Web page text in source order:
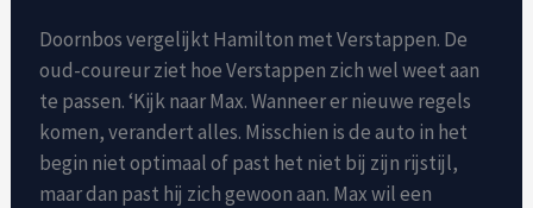
Doornbos vergelijkt Hamilton met Verstappen. De
oud-coureur ziet hoe Verstappen zich wel weet aan
te passen. ‘Kijk naar Max. Wanneer er nieuwe regels
komen, verandert alles. Misschien is de auto in het
begin niet optimaal of past het niet bij zijn rijstijl,
maar dan past hij zich gewoon aan. Max wil een